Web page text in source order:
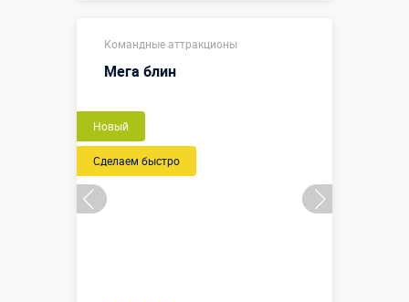
Размеры, м:
0,75 м
Больше деталей →
Командные аттракционы
Мега блин
Новый
Сделаем быстро